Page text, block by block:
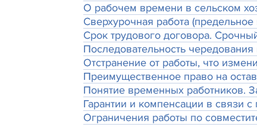
О рабочем времени в сельском
Сверхурочная работа
Срок трудового договора.
Последовательность
Отстранение от работы, что
Преимущественное право на
Понятие временных работников.
Гарантии и компенсации в связи
Ограничения работы по